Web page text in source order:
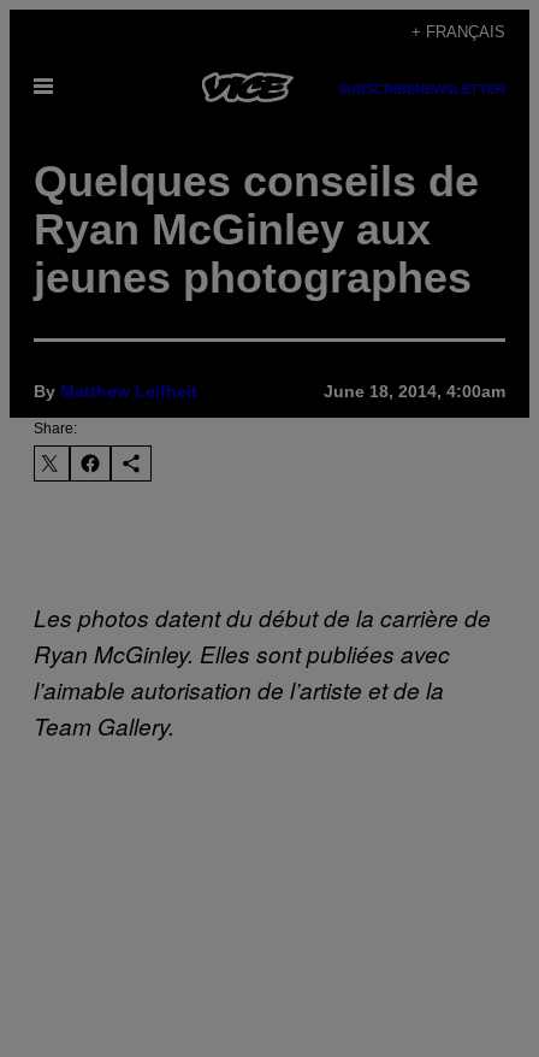
content
+ FRANÇAIS
Open
SUBSCRIBENEWSLETTER
Quelques conseils de
Ryan McGinley aux
jeunes photographes
By Matthew Leifheit June 18, 2014, 4:00am
Share:
Les photos datent du début de la carrière de
Ryan McGinley. Elles sont publiées avec
l’aimable autorisation de l’artiste et de la
Team Gallery.